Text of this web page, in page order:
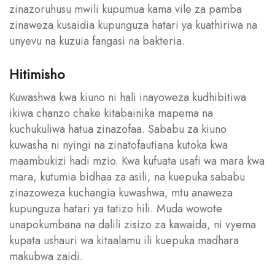
zinazoruhusu mwili kupumua kama vile za pamba
zinaweza kusaidia kupunguza hatari ya kuathiriwa na
unyevu na kuzuia fangasi na bakteria.
Hitimisho
Kuwashwa kwa kiuno ni hali inayoweza kudhibitiwa
ikiwa chanzo chake kitabainika mapema na
kuchukuliwa hatua zinazofaa. Sababu za kiuno
kuwasha ni nyingi na zinatofautiana kutoka kwa
maambukizi hadi mzio. Kwa kufuata usafi wa mara kwa
mara, kutumia bidhaa za asili, na kuepuka sababu
zinazoweza kuchangia kuwashwa, mtu anaweza
kupunguza hatari ya tatizo hili. Muda wowote
unapokumbana na dalili zisizo za kawaida, ni vyema
kupata ushauri wa kitaalamu ili kuepuka madhara
makubwa zaidi.